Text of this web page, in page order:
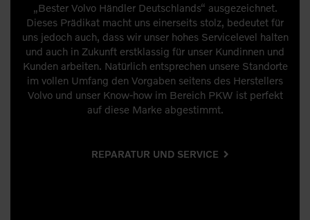
„Bester Volvo Händler Deutschlands“ ausgezeichnet.
Dieses Prädikat macht uns einerseits stolz, bedeutet für
uns jedoch auch, dass wir unser hohes Servicelevel halten
und auch in Zukunft erstklassig für unser Kundinnen und
Kunden arbeiten. Natürlich entsprechen unsere Standorte
im vollen Umfang den Vorgaben seitens des Herstellers
Volvo und unser Know-how im Bereich PKW ist perfekt
auf diese Marke abgestimmt.
REPARATUR UND SERVICE